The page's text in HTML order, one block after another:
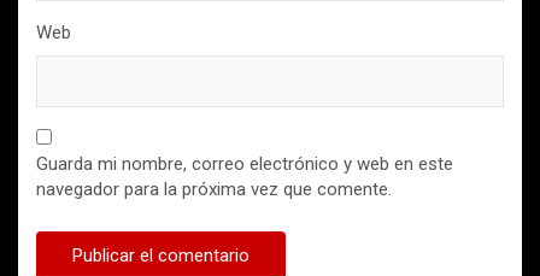
Web
Guarda mi nombre, correo electrónico y web en este
navegador para la próxima vez que comente.